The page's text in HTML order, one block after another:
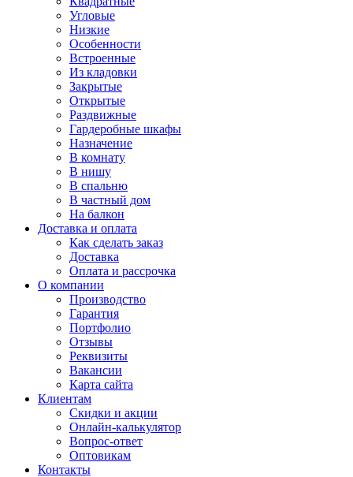
Угловые
Низкие
Особенности
Встроенные
Из кладовки
Закрытые
Открытые
Раздвижные
Гардеробные шкафы
Назначение
В комнату
В нишу
В спальню
В частный дом
На балкон
Доставка и оплата
Как сделать заказ
Доставка
Оплата и рассрочка
О компании
Производство
Гарантия
Портфолио
Отзывы
Реквизиты
Вакансии
Карта сайта
Клиентам
Скидки и акции
Онлайн-калькулятор
Вопрос-ответ
Оптовикам
Контакты